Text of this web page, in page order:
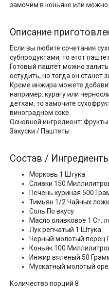
замочим в коньяке или можно
Описание
Если вы любите сочетания
субпродуктами, то этот
Готовый паштет можно
остудить, но тогда он станет
Кроме инжира можете
например: курагу или
деткам, то замочите
виноградном соке.
Основной ингредиент:
Закуски / Паштеты
Состав /
Морковь 1 Штука
Сливки 150
Печень куриная 500
Тимьян 1/2 Чайных
Соль По вкусу
Масло оливковое 1 Ст.
Лук репчатый 1 Штука
Черный молотый перец
Коньяк 100
Инжир вяленый 50
Мускатный молотый
Количество порций 8